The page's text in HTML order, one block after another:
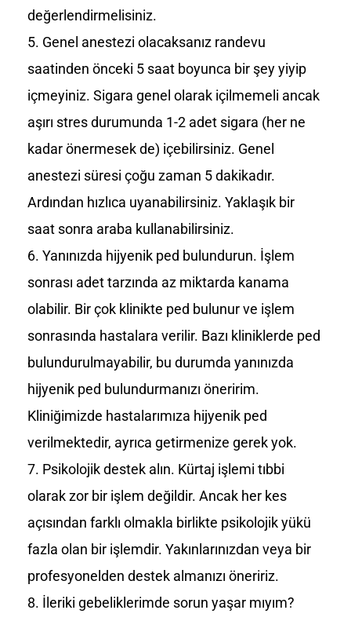
değerlendirmelisiniz.
Genel anestezi olacaksanız randevu
saatinden önceki 5 saat boyunca bir şey yiyip
içmeyiniz. Sigara genel olarak içilmemeli ancak
aşırı stres durumunda 1-2 adet sigara (her ne
kadar önermesek de) içebilirsiniz. Genel
anestezi süresi çoğu zaman 5 dakikadır.
Ardından hızlıca uyanabilirsiniz. Yaklaşık bir
saat sonra araba kullanabilirsiniz.
Yanınızda hijyenik ped bulundurun. İşlem
sonrası adet tarzında az miktarda kanama
olabilir. Bir çok klinikte ped bulunur ve işlem
sonrasında hastalara verilir. Bazı kliniklerde ped
bulundurulmayabilir, bu durumda yanınızda
hijyenik ped bulundurmanızı öneririm.
Kliniğimizde hastalarımıza hijyenik ped
verilmektedir, ayrıca getirmenize gerek yok.
Psikolojik destek alın. Kürtaj işlemi tıbbi
olarak zor bir işlem değildir. Ancak her kes
açısından farklı olmakla birlikte psikolojik yükü
fazla olan bir işlemdir. Yakınlarınızdan veya bir
profesyonelden destek almanızı öneririz.
İleriki gebeliklerimde sorun yaşar mıyım?